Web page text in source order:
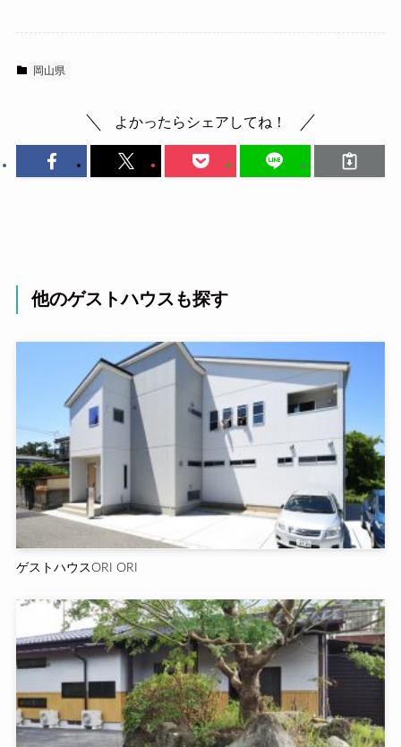
岡山県
よかったらシェアしてね！
他のゲストハウスも探す
ゲストハウスORI ORI